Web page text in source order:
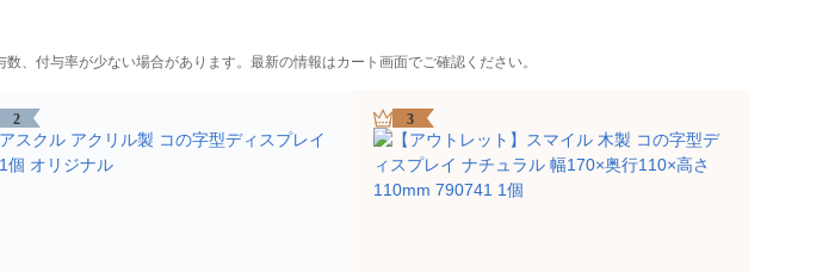
、付与率が少ない場合があります。最新の情報はカート画面でご確認ください。
2 3